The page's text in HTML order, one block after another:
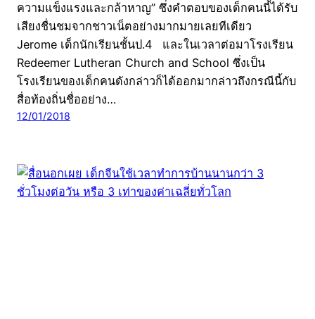
ความแข็งแรงและกล้าหาญ” ซึ่งคำตอบของเด็กคนนี้ได้รับ
เสียงชื่นชมจากชาวเน็ตอย่างมากมายเลยทีเดียว
Jerome เด็กนักเรียนชั้นป.4 และในเวลาต่อมาโรงเรียน
Redeemer Lutheran Church and School ซึ่งเป็น
โรงเรียนของเด็กคนดังกล่าวก็ได้ออกมากล่าวถึงกรณีนี้กับ
สื่อท้องถิ่นชื่ออย่าง…
12/01/2018